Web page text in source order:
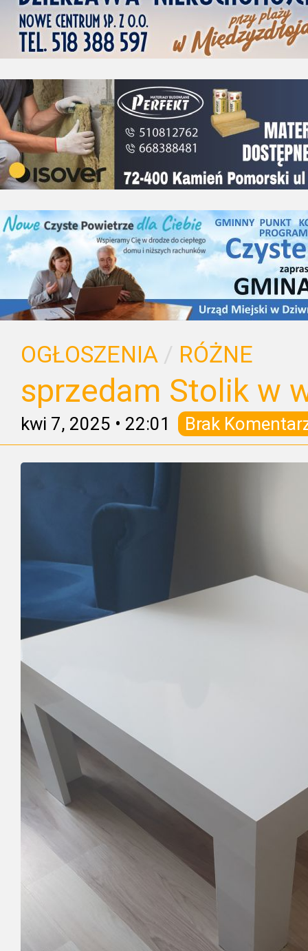
OGŁOSZENIA / RÓŻNE
sprzedam Stolik w
kwi 7, 2025 • 22:01 Brak